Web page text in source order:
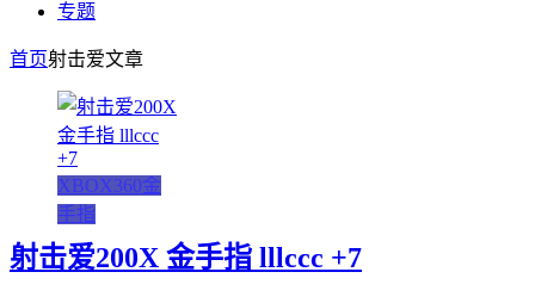
专题
首页射击爱文章
XBOX360金
手指
射击爱200X 金手指 lllccc +7